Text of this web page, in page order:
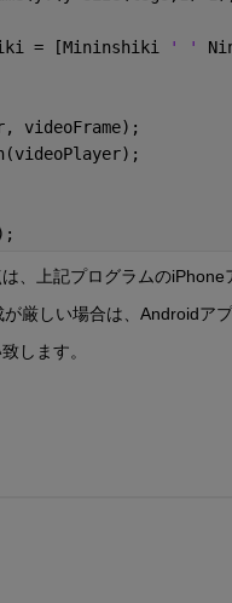
= [Mininshiki
' '
videoFrame);
、上記プログラムのiPhone
厳しい場合は、Androidア
します。